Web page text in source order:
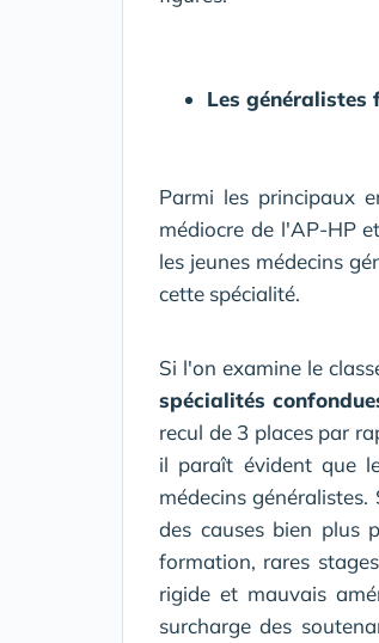
Les généralistes
Parmi les principaux
médiocre de l'AP-HP
les jeunes médecins
cette spécialité.
Si l'on examine le
spécialités
recul de 3 places par
il paraît évident que
médecins
des causes bien plus
formation, rares
rigide et mauvais
surcharge des